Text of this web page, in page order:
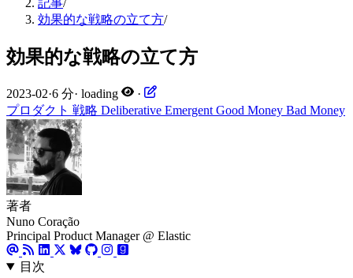
記事/
効果的な戦略の立て方/
効果的な戦略の立て方
2023-02·6 分· loading
·
プロダクト 戦略 Deliberative Emergent Good Money Bad Money
著者
Nuno Coração
Principal Product Manager @ Elastic
目次